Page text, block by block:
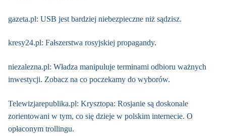
gazeta.pl: USB jest bardziej niebezpieczne niż sądzisz.
kresy24.pl: Fałszerstwa rosyjskiej propagandy.
niezalezna.pl: Władza manipuluje terminami odbioru ważnych
inwestycji. Zobacz na co poczekamy do wyborów.
Telewizjarepublika.pl: Krysztopa: Rosjanie są doskonale
zorientowani w tym, co się dzieje w polskim internecie. O
opłaconym trollingu.